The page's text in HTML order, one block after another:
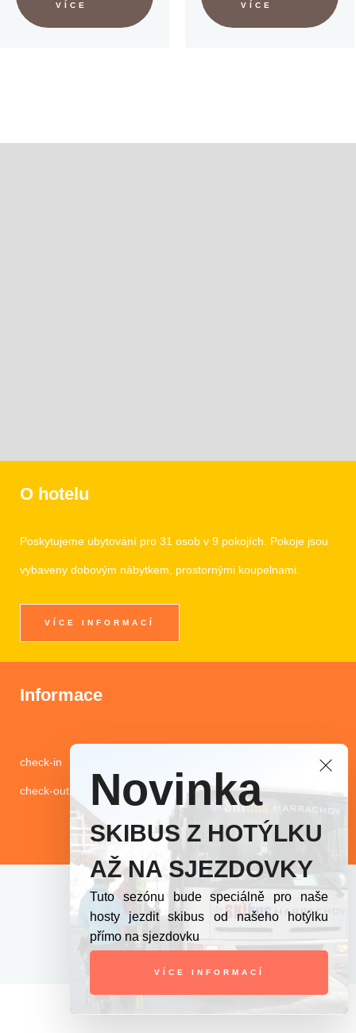
Novinka
SKIBUS Z HOTÝLKU
AŽ NA SJEZDOVKY
Tuto sezónu bude speciálně pro naše
hosty jezdit skibus od našeho hotýlku
přímo na sjezdovku
VÍCE INFORMACÍ
VÍCE VÍCE
O hotelu
Poskytujeme ubytování pro 31 osob v 9 pokojích. Pokoje jsou
vybaveny dobovým nábytkem, prostornými koupelnami.
VÍCE INFORMACÍ
Informace
check-in 15:00-18:00 hod.
check-out 10:00 hod.
© Hotýlek Na Mýtě 2024 | Správa cookies
Webové stránky vytvořilWeb7.cz